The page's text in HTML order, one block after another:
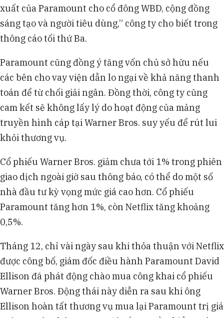
xuất của Paramount cho cổ đông WBD, cộng đồng
sáng tạo và người tiêu dùng,” công ty cho biết trong
thông cáo tối thứ Ba.
Paramount cũng đồng ý tăng vốn chủ sở hữu nếu
các bên cho vay viện dẫn lo ngại về khả năng thanh
toán để từ chối giải ngân. Đồng thời, công ty cũng
cam kết sẽ không lấy lý do hoạt động của mảng
truyền hình cáp tại Warner Bros. suy yếu để rút lui
khỏi thương vụ.
Cổ phiếu Warner Bros. giảm chưa tới 1% trong phiên
giao dịch ngoài giờ sau thông báo, có thể do một số
nhà đầu tư kỳ vọng mức giá cao hơn. Cổ phiếu
Paramount tăng hơn 1%, còn Netflix tăng khoảng
0,5%.
Tháng 12, chỉ vài ngày sau khi thỏa thuận với Netflix
được công bố, giám đốc điều hành Paramount David
Ellison đã phát động chào mua công khai cổ phiếu
Warner Bros. Động thái này diễn ra sau khi ông
Ellison hoàn tất thương vụ mua lại Paramount trị giá